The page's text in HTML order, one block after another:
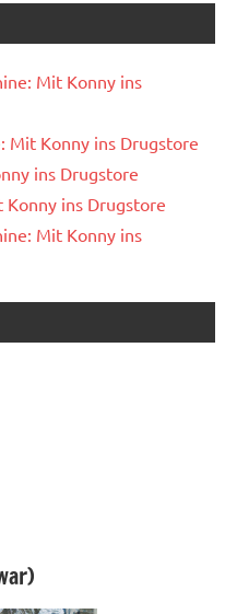
Mit Konny ins
Mit Konny ins Drugstore
ins Drugstore
ins Drugstore
Mit Konny ins